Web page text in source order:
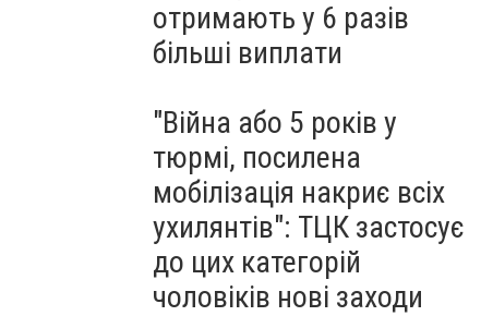
отримають у 6 разів
більші виплати
"Війна або 5 років у
тюрмі, посилена
мобілізація накриє всіх
ухилянтів": ТЦК застосує
до цих категорій
чоловіків нові заходи